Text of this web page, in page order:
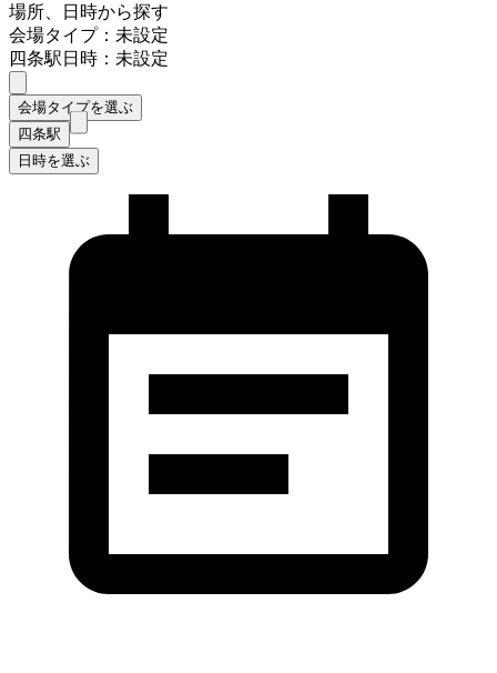
場所、日時から探す
会場タイプ：未設定
四条駅日時：未設定
会場タイプを選ぶ
四条駅
日時を選ぶ